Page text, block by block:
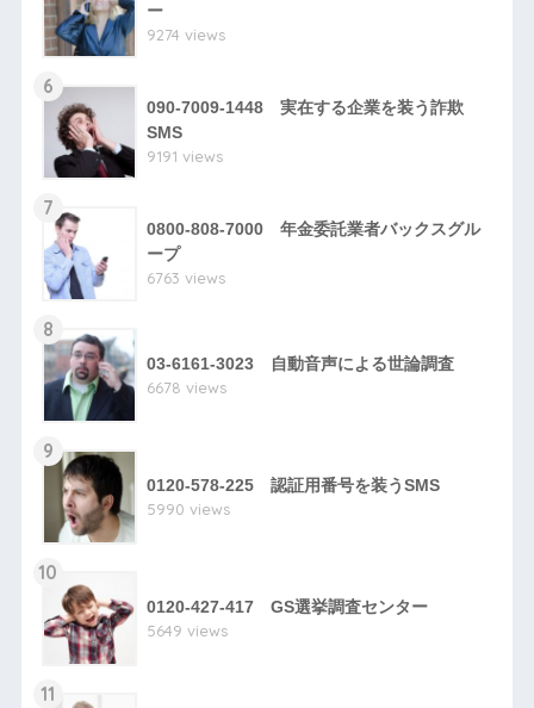
ー
9274 views
6
090-7009-1448 実在する企業を装う詐欺
SMS
9191 views
7
0800-808-7000 年金委託業者バックスグル
ープ
6763 views
8
03-6161-3023 自動音声による世論調査
6678 views
9
0120-578-225 認証用番号を装うSMS
5990 views
10
0120-427-417 GS選挙調査センター
5649 views
11